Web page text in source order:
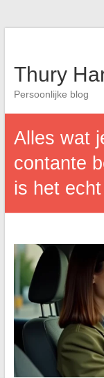
Thury
Persoonlijke blog
Alles wat
contante
is het